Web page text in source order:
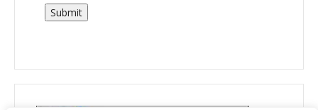
Submit